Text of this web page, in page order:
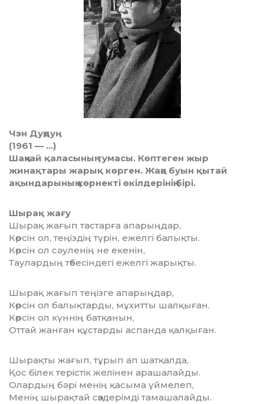
Чэн Дуңдуң
(1961 — …)
Шаңхай қаласының тумасы. Көптеген жыр
жинақтары жарық көрген. Жаңа буын қытай
ақындарының көрнекті өкілдерінің бірі.
Шырақ жағу
Шырақ жағып тастарға апарыңдар,
Көрсін ол, теңіздің түрін, ежелгі балықты.
Көрсін ол сәуленің не екенін,
Таулардың төбесіндегі ежелгі жарықты.
Шырақ жағып теңізге апарыңдар,
Көрсін ол балықтарды, мұхитты шалқыған.
Көрсін ол күннің батқанын,
Оттай жанған құстарды аспанда қалқыған.
Шырақты жағып, тұрып ап шатқалда,
Қос білек терістік желінен арашалайды.
Олардың бәрі менің қасыма үймелеп,
Менің шырақтай сөздерімді тамашалайды.